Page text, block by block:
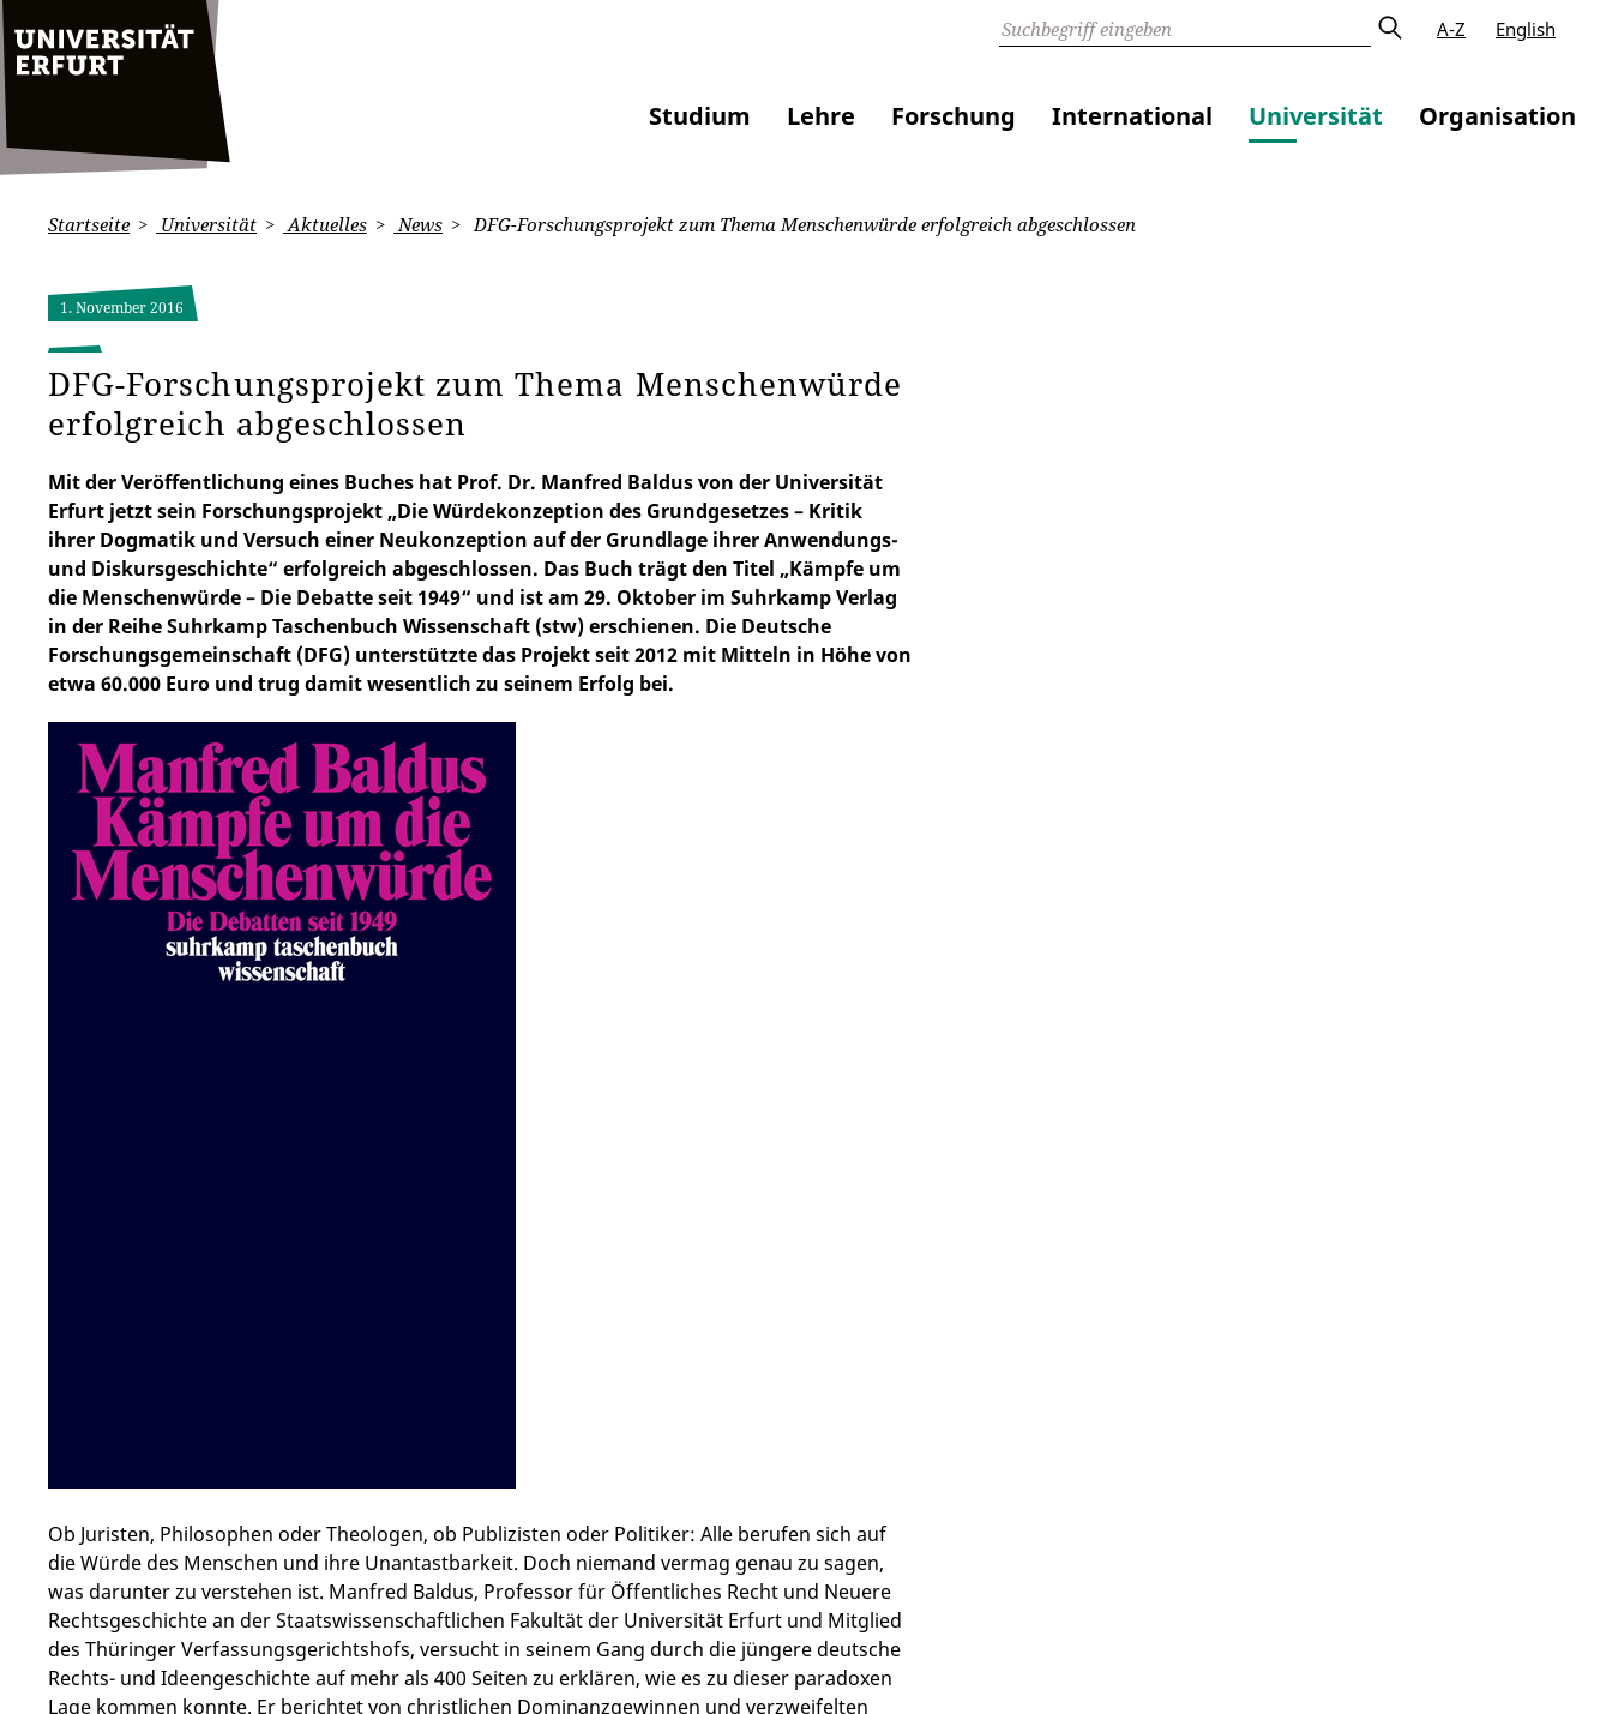
A-Z English
Studium Lehre Forschung International Universität Organisation
Startseite Universität Aktuelles News DFG-Forschungsprojekt zum Thema Menschenwürde erfolgreich abgeschlossen
1. November 2016
DFG-Forschungsprojekt zum Thema Menschenwürde
erfolgreich abgeschlossen
Mit der Veröffentlichung eines Buches hat Prof. Dr. Manfred Baldus von der Universität
Erfurt jetzt sein Forschungsprojekt „Die Würdekonzeption des Grundgesetzes – Kritik
ihrer Dogmatik und Versuch einer Neukonzeption auf der Grundlage ihrer Anwendungs-
und Diskursgeschichte“ erfolgreich abgeschlossen. Das Buch trägt den Titel „Kämpfe um
die Menschenwürde – Die Debatte seit 1949“ und ist am 29. Oktober im Suhrkamp Verlag
in der Reihe Suhrkamp Taschenbuch Wissenschaft (stw) erschienen. Die Deutsche
Forschungsgemeinschaft (DFG) unterstützte das Projekt seit 2012 mit Mitteln in Höhe von
etwa 60.000 Euro und trug damit wesentlich zu seinem Erfolg bei.
Ob Juristen, Philosophen oder Theologen, ob Publizisten oder Politiker: Alle berufen sich auf
die Würde des Menschen und ihre Unantastbarkeit. Doch niemand vermag genau zu sagen,
was darunter zu verstehen ist. Manfred Baldus, Professor für Öffentliches Recht und Neuere
Rechtsgeschichte an der Staatswissenschaftlichen Fakultät der Universität Erfurt und Mitglied
des Thüringer Verfassungsgerichtshofs, versucht in seinem Gang durch die jüngere deutsche
Rechts-­ und Ideengeschichte auf mehr als 400 Seiten zu erklären, wie es zu dieser paradoxen
Lage kommen konnte. Er berichtet von christlichen Dominanzgewinnen und verzweifelten